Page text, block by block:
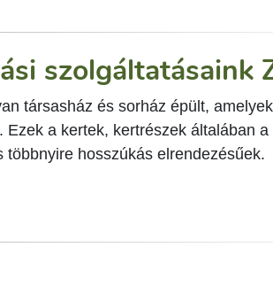
szolgáltatásaink
társasház és sorház épült,
a kertek, kertrészek általában
hosszúkás elrendezésűek.